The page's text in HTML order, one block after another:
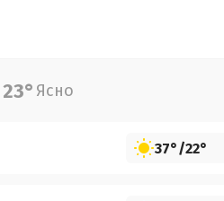
23° Ясно
37°/22°